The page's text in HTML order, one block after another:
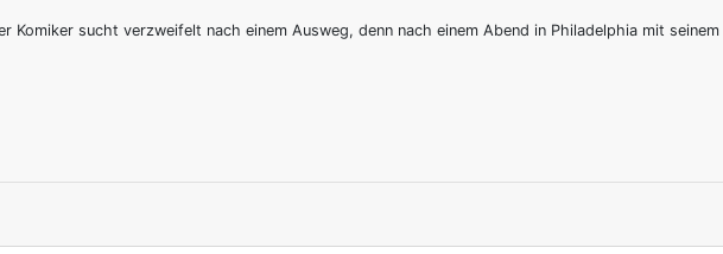
Komiker sucht verzweifelt nach einem Ausweg, denn nach einem Abend in Philadelphia mit